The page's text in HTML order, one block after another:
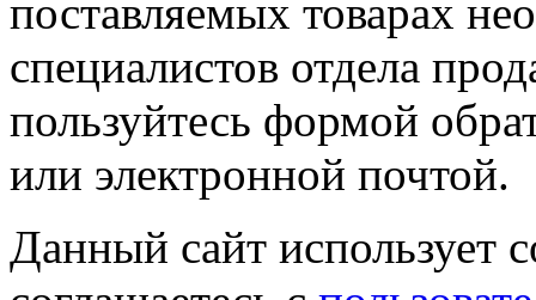
поставляемых товарах
специалистов отдела
пользуйтесь формой
или электронной почтой.
Данный сайт использует